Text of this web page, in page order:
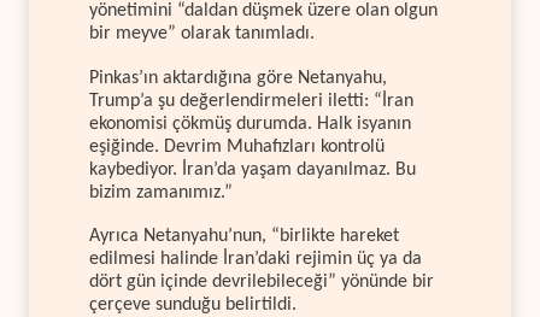
yönetimini “daldan düşmek üzere olan olgun
bir meyve” olarak tanımladı.
Pinkas’ın aktardığına göre Netanyahu,
Trump’a şu değerlendirmeleri iletti: “İran
ekonomisi çökmüş durumda. Halk isyanın
eşiğinde. Devrim Muhafızları kontrolü
kaybediyor. İran’da yaşam dayanılmaz. Bu
bizim zamanımız.”
Ayrıca Netanyahu’nun, “birlikte hareket
edilmesi halinde İran’daki rejimin üç ya da
dört gün içinde devrilebileceği” yönünde bir
çerçeve sunduğu belirtildi.